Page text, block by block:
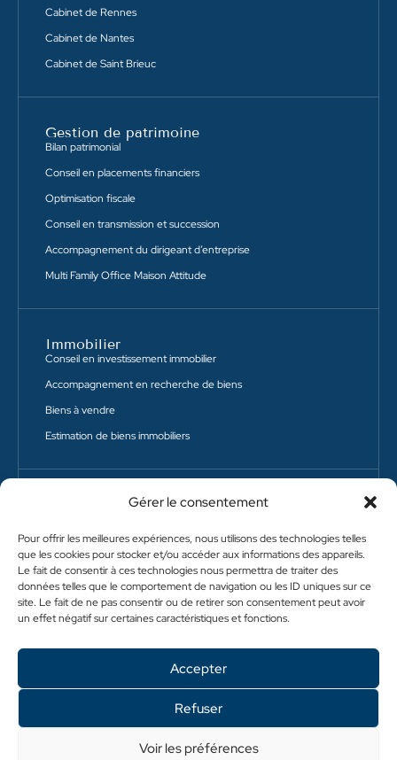
Gérer le consentement
Pour offrir les meilleures expériences, nous utilisons des technologies telles
que les cookies pour stocker et/ou accéder aux informations des appareils.
Le fait de consentir à ces technologies nous permettra de traiter des
données telles que le comportement de navigation ou les ID uniques sur ce
site. Le fait de ne pas consentir ou de retirer son consentement peut avoir
un effet négatif sur certaines caractéristiques et fonctions.
Accepter
Refuser
Voir les préférences
Cabinet de Rennes
Cabinet de Nantes
Cabinet de Saint Brieuc
Gestion de patrimoine
Bilan patrimonial
Conseil en placements financiers
Optimisation fiscale
Conseil en transmission et succession
Accompagnement du dirigeant d’entreprise
Multi Family Office Maison Attitude
Immobilier
Conseil en investissement immobilier
Accompagnement en recherche de biens
Biens à vendre
Estimation de biens immobiliers
Protection sociale
Conseil en prévoyance collective
Protection de son activité professionnelle
MENTIONS LÉGALES